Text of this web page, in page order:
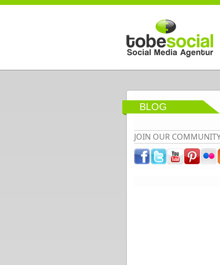
Direkt zum Inhalt
BLOG
JOIN OUR